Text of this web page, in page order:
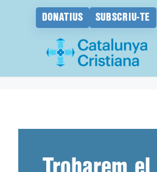
DONATIUS SUBSCRIU-TE